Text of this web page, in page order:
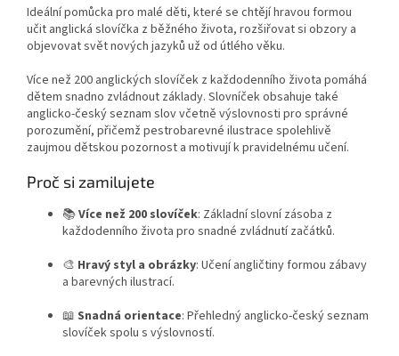
Ideální pomůcka pro malé děti, které se chtějí hravou formou
učit anglická slovíčka z běžného života, rozšiřovat si obzory a
objevovat svět nových jazyků už od útlého věku.
Více než 200 anglických slovíček z každodenního života pomáhá
dětem snadno zvládnout základy. Slovníček obsahuje také
anglicko-český seznam slov včetně výslovnosti pro správné
porozumění, přičemž pestrobarevné ilustrace spolehlivě
zaujmou dětskou pozornost a motivují k pravidelnému učení.
Proč si zamilujete
📚Více než 200 slovíček: Základní slovní zásoba z
každodenního života pro snadné zvládnutí začátků.
🎨 Hravý styl a obrázky: Učení angličtiny formou zábavy
a barevných ilustrací.
📖 Snadná orientace: Přehledný anglicko-český seznam
slovíček spolu s výslovností.